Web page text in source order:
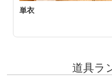
単衣
道具ラ